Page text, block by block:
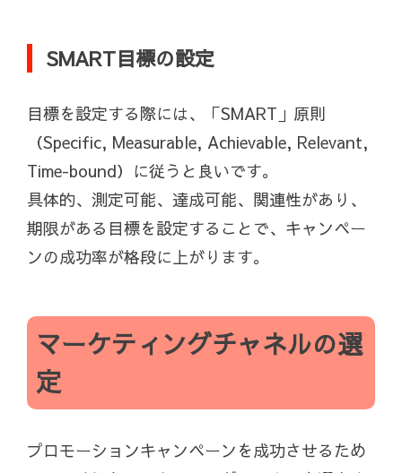
SMART目標の設定
目標を設定する際には、「SMART」原則
（Specific, Measurable, Achievable, Relevant,
Time-bound）に従うと良いです。
具体的、測定可能、達成可能、関連性があり、
期限がある目標を設定することで、キャンペー
ンの成功率が格段に上がります。
マーケティングチャネルの選
定
プロモーションキャンペーンを成功させるため